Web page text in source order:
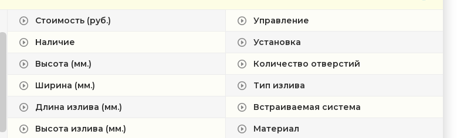
Стоимость (руб.)
Наличие
Высота (мм.)
Ширина (мм.)
Длина излива (мм.)
Высота излива (мм.)
Управление
Установка
Количество отверстий
Тип излива
Встраиваемая система
Материал